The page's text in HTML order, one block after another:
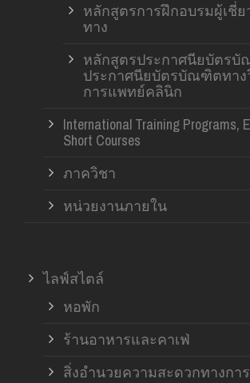
หลักสูตรการฝึกอบรมผู้เชี่
ทาง
หลักสูตรประกาศนียบัตร
ประกาศนียบัตรบัณฑิตทาง
การแพทย์คลินิก
International Training Programs,
Short Courses
ภาควิชา
หน่วยงานภายใน
ไลฟ์สไตล์
หอพัก
ร้านอาหารและคาเฟ่
สิ่งอำนวยความสะดวกทางกา